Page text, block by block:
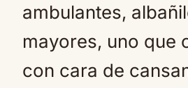
ambulantes,
mayores, uno que
con cara de